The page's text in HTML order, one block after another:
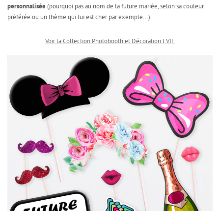
personnalisée (pourquoi pas au nom de la future mariée, selon sa couleur
préférée ou un thème qui lui est cher par exemple...)
Voir la Collection Photobooth et Décoration EVJF